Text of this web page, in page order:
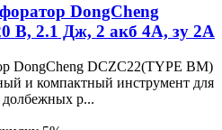
DongCheng
В, 2.1 Дж, 2 акб 4А, зу 2А
DongCheng DCZC22(TYPE BM)
и компактный инструмент для
р...